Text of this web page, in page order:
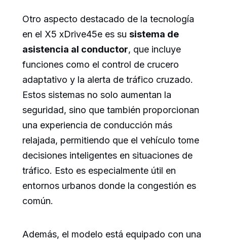
Otro aspecto destacado de la tecnología
en el X5 xDrive45e es su sistema de
asistencia al conductor, que incluye
funciones como el control de crucero
adaptativo y la alerta de tráfico cruzado.
Estos sistemas no solo aumentan la
seguridad, sino que también proporcionan
una experiencia de conducción más
relajada, permitiendo que el vehículo tome
decisiones inteligentes en situaciones de
tráfico. Esto es especialmente útil en
entornos urbanos donde la congestión es
común.
Además, el modelo está equipado con una